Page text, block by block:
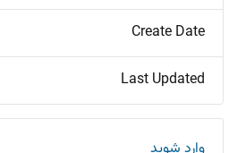
Create Date
Last Updated